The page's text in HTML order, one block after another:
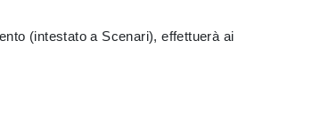
(intestato a Scenari), effettuerà ai